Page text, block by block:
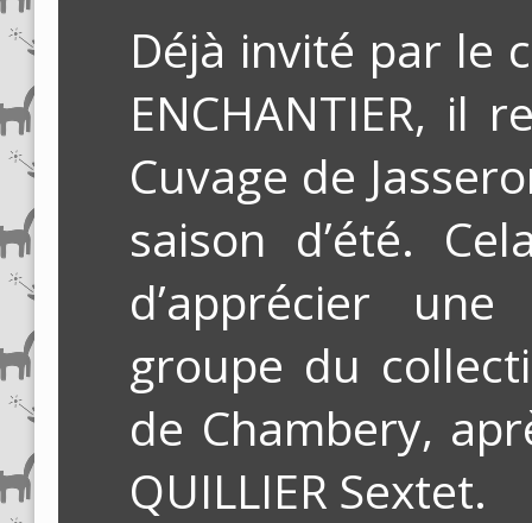
Déjà invité par le
ENCHANTIER, il
Cuvage de
saison d’été.
d’apprécier
groupe du
de Chambery,
QUILLIER Sextet.